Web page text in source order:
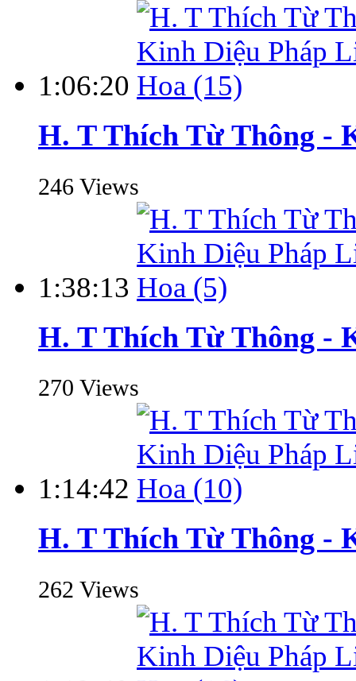
1:06:20
H. T Thích Từ Thông -
246 Views
1:38:13
H. T Thích Từ Thông -
270 Views
1:14:42
H. T Thích Từ Thông -
262 Views